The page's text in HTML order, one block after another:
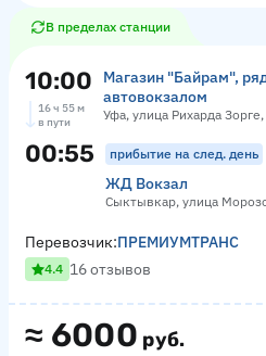
В пределах станции
10:00
Магазин "Байрам",
автовокзалом
Уфа, улица Рихарда
16 ч 55 м
в пути
00:55 прибытие на след. день
ЖД Вокзал
Сыктывкар, улица
≈ 6000 руб.
Перевозчик:ПРЕМИУМТРАНС
4.4 16 отзывов